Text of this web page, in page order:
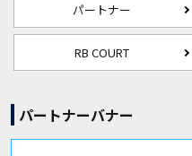
パートナー
RB COURT
パートナーバナー